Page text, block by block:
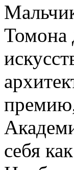
Томона
себя